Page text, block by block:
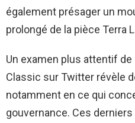
également présager un
prolongé de la pièce Terra
Un examen plus attentif
Classic sur Twitter révèle
notamment en ce qui
gouvernance. Ces